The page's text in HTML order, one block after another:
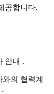
공합니다.
안내 .
의 협력계
.